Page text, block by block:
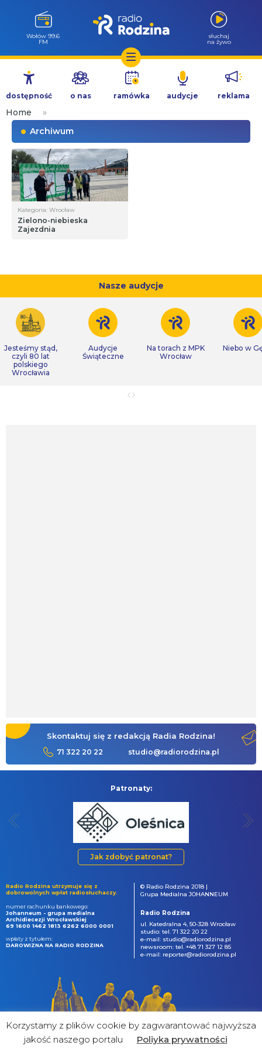
Przejdź
treści
Wołów 99.6
FM
słuchaj
na żywo
dostępność o nas ramówka audycje reklama
Home
»
Archiwum
Kategoria: Wrocław
Zielono-niebieska
Zajezdnia
Nasze audycje
Jesteśmy stąd,
czyli 80 lat
polskiego
Wrocławia
Audycje
Świąteczne
Na torach z MPK
Wrocław
Niebo w
Skontaktuj się z redakcją Radia Rodzina!
71 322 20 22 studio@radiorodzina.pl
Patronaty:
Jak zdobyć patronat?
Radio Rodzina utrzymuje się z
dobrowolnych wpłat radiosłuchaczy.
numer rachunku bankowego:
Johanneum - grupa medialna
Archidiecezji Wrocławskiej
69 1600 1462 1813 6262 6000 0001
wpłaty z tytułem:
DAROWIZNA NA RADIO RODZINA
© Radio Rodzina 2018 |
Grupa Medialna JOHANNEUM
Radio Rodzina
ul. Katedralna 4, 50-328 Wrocław
studio: tel. 71 322 20 22
e-mail: studio@radiorodzina.pl
newsroom: tel. +48 71 327 12 85
e-mail: reporter@radiorodzina.pl
Korzystamy z plików cookie by zagwarantować najwyższa
jakość naszego portalu
Poliyka prywatności